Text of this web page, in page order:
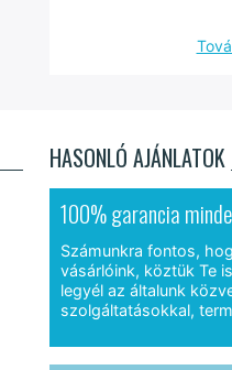
HASONLÓ AJÁNLATOK
100% garancia
Számunkra fontos,
vásárlóink, köztük Te
legyél az általunk
szolgáltatásokkal,